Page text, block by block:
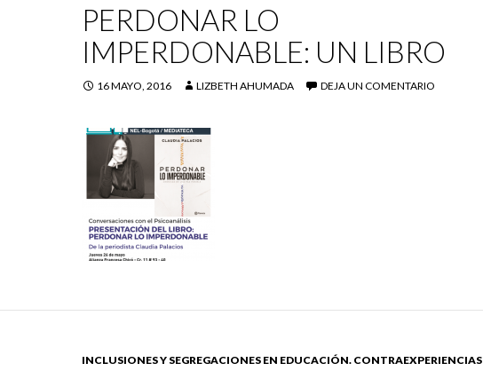
PERDONAR LO
IMPERDONABLE: UN LIBRO
16 MAYO, 2016 LIZBETH AHUMADA DEJA UN COMENTARIO
INCLUSIONES Y SEGREGACIONES EN EDUCACIÓN. CONTRAEXPERIENCIAS